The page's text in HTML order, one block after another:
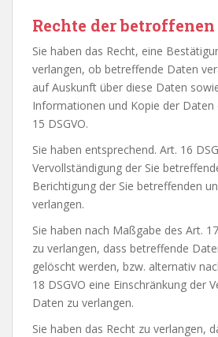
Rechte der
Sie haben das Recht, eine
verlangen, ob betreffende Daten
auf Auskunft über diese Daten
Informationen und Kopie der Daten
15 DSGVO.
Sie haben entsprechend. Art. 16
Vervollständigung der Sie
Berichtigung der Sie betreffenden
verlangen.
Sie haben nach Maßgabe des Art.
zu verlangen, dass betreffende
gelöscht werden, bzw. alternativ
18 DSGVO eine Einschränkung der
Daten zu verlangen.
Sie haben das Recht zu verlangen,